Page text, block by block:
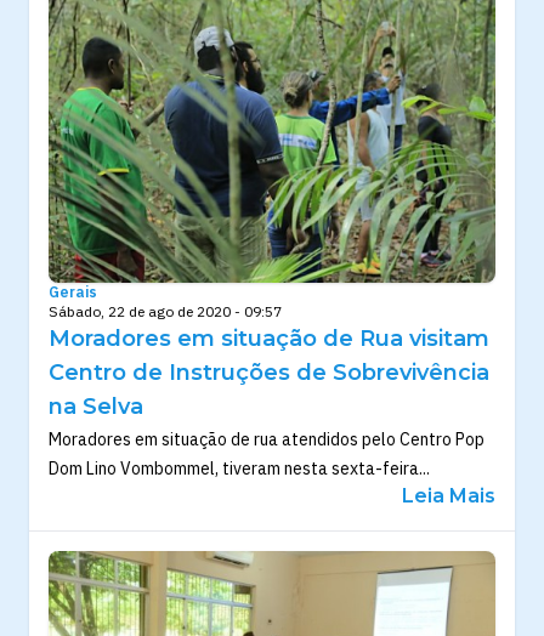
Gerais
Sábado, 22 de ago de 2020 - 09:57
Moradores em situação de Rua visitam
Centro de Instruções de Sobrevivência
na Selva
Moradores em situação de rua atendidos pelo Centro Pop
Dom Lino Vombommel, tiveram nesta sexta-feira...
Leia Mais